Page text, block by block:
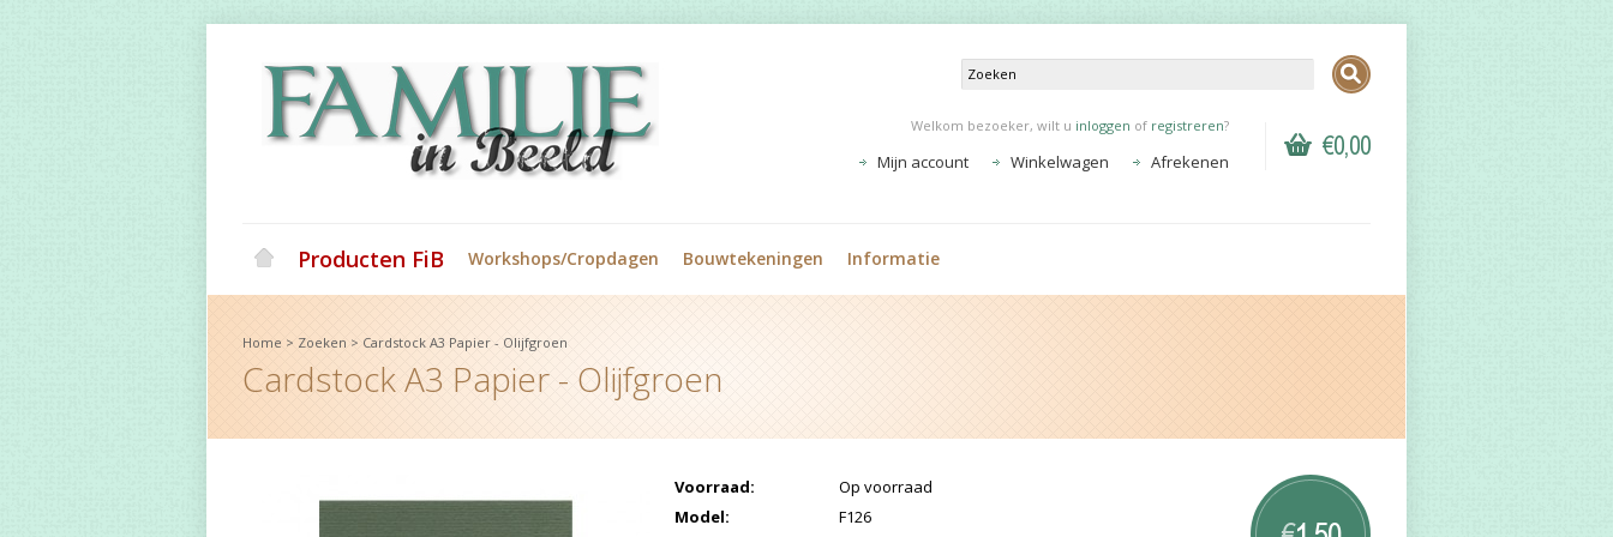
€0,00
Welkom bezoeker, wilt u inloggen of registreren?
Mijn account Winkelwagen Afrekenen
Producten FiB Workshops/Cropdagen Bouwtekeningen Informatie
Home > Zoeken > Cardstock A3 Papier - Olijfgroen
Cardstock A3 Papier - Olijfgroen
Voorraad:
Op voorraad
Model:
F126